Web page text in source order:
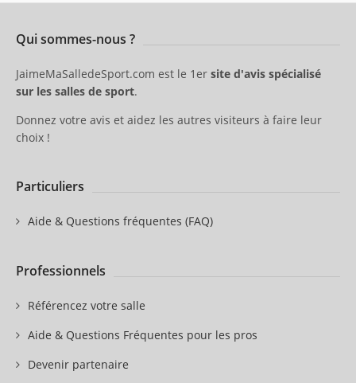
Qui sommes-nous ?
JaimeMaSalledeSport.com est le 1er site d'avis spécialisé
sur les salles de sport.
Donnez votre avis et aidez les autres visiteurs à faire leur
choix !
Particuliers
Aide & Questions fréquentes (FAQ)
Professionnels
Référencez votre salle
Aide & Questions Fréquentes pour les pros
Devenir partenaire